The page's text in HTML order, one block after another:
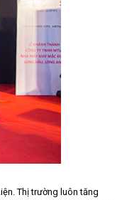
Thị trường luôn tăng